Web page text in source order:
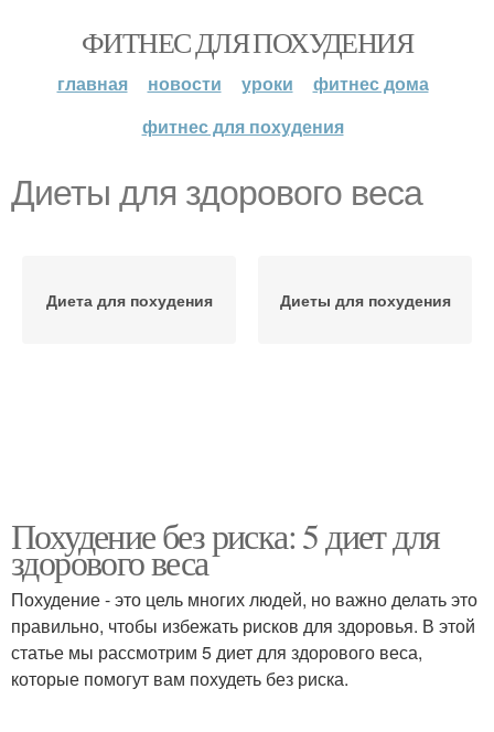
ФИТНЕС ДЛЯ ПОХУДЕНИЯ
главная новости уроки
фитнес дома
фитнес для похудения
Диеты для здорового веса
Диета для похудения Диеты для похудения
Похудение без риска: 5 диет для
здорового веса
Похудение - это цель многих людей, но важно делать это
правильно, чтобы избежать рисков для здоровья. В этой
статье мы рассмотрим 5 диет для здорового веса,
которые помогут вам похудеть без риска.